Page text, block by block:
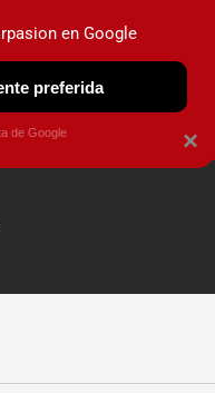
OBSERVATORIO
×
en Google
preferida
de Google